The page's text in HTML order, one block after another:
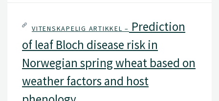
VITENSKAPELIG ARTIKKEL – Prediction
of leaf Bloch disease risk in
Norwegian spring wheat based on
weather factors and host